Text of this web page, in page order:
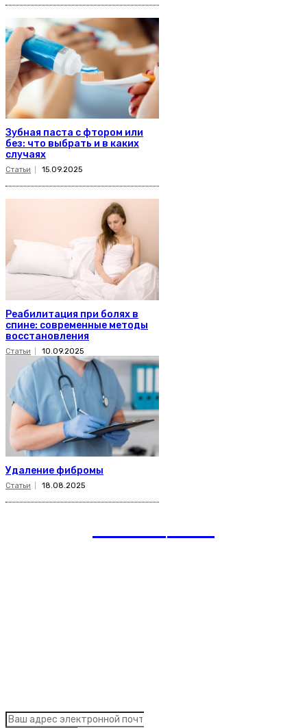
Зубная паста с фтором или
без: что выбрать и в каких
случаях
Статьи 15.09.2025
Реабилитация при болях в
спине: современные методы
восстановления
Статьи 10.09.2025
Удаление фибромы
Статьи 18.08.2025